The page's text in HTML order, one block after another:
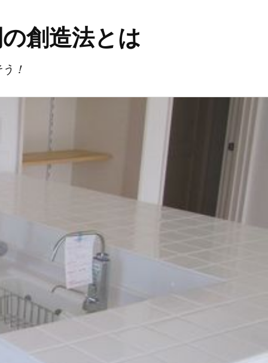
創造法とは
！